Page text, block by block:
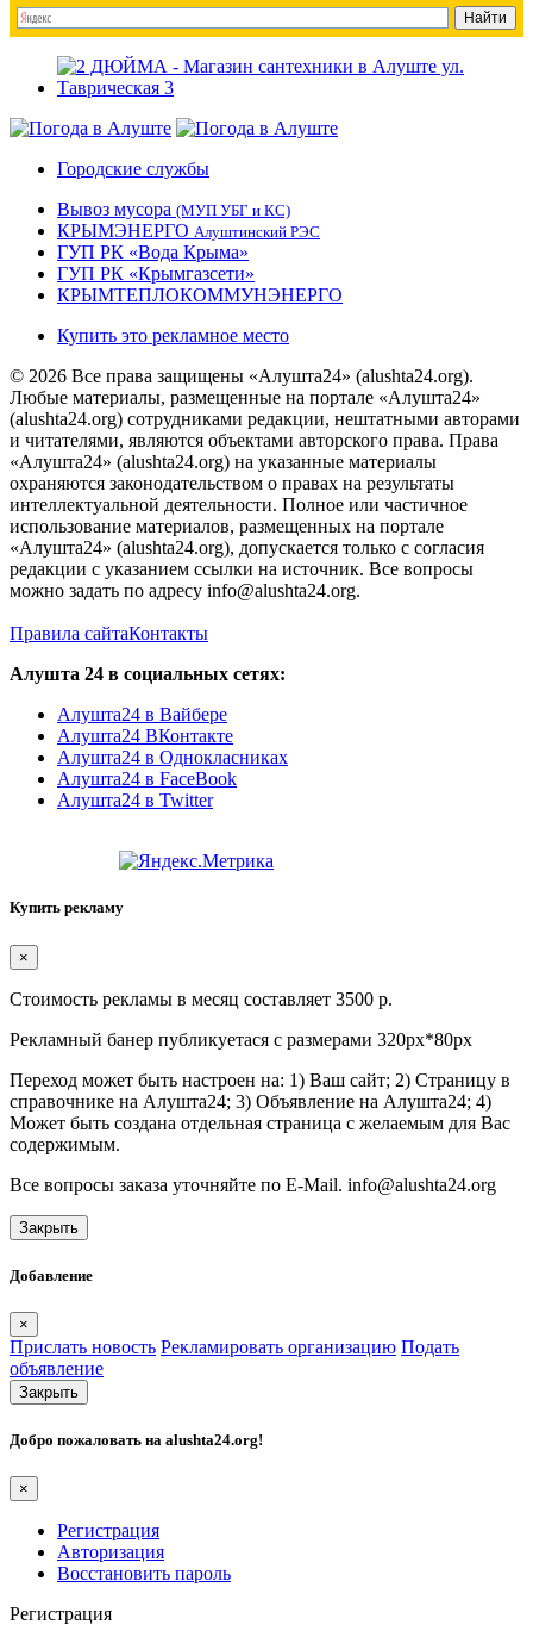
Городские службы
Вывоз мусора (МУП УБГ и КС)
КРЫМЭНЕРГО Алуштинский РЭС
ГУП РК «Вода Крыма»
ГУП РК «Крымгазсети»
КРЫМТЕПЛОКОММУНЭНЕРГО
Купить это рекламное место
© 2026 Все права защищены «Алушта24» (alushta24.org).
Любые материалы, размещенные на портале «Алушта24»
(alushta24.org) сотрудниками редакции, нештатными авторами
и читателями, являются объектами авторского права. Права
«Алушта24» (alushta24.org) на указанные материалы
охраняются законодательством о правах на результаты
интеллектуальной деятельности. Полное или частичное
использование материалов, размещенных на портале
«Алушта24» (alushta24.org), допускается только с согласия
редакции с указанием ссылки на источник. Все вопросы
можно задать по адресу info@alushta24.org.
Правила сайтаКонтакты
Алушта 24 в социальных сетях:
Алушта24 в Вайбере
Алушта24 ВКонтакте
Алушта24 в Однокласниках
Алушта24 в FaceBook
Алушта24 в Twitter
Купить рекламу
×
Стоимость рекламы в месяц составляет 3500 р.
Рекламный банер публикуетася с размерами 320px*80px
Переход может быть настроен на: 1) Ваш сайт; 2) Страницу в
справочнике на Алушта24; 3) Объявление на Алушта24; 4)
Может быть создана отдельная страница с желаемым для Вас
содержимым.
Все вопросы заказа уточняйте по E-Mail. info@alushta24.org
Закрыть
Добавление
×
Прислать новость Рекламировать организацию Подать
объявление
Закрыть
Добро пожаловать на alushta24.org!
×
Регистрация
Авторизация
Восстановить пароль
Регистрация